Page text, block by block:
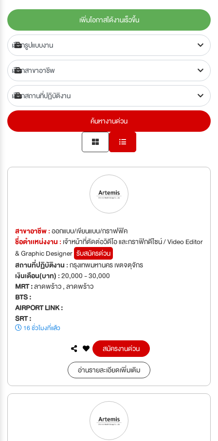
เพิ่มโอกาสได้งานเร็วขึ้น
ค้นหางานด่วน
สาขาอาชีพ :ออกแบบ/เขียนแบบ/กราฟฟิค
ชื่อตำเเหน่งงาน : เจ้าหน้าที่ตัดต่อวิดีโอ และกราฟิกดีไซน์ / Video Editor
& Graphic Designer รับสมัครด่วน
สถานที่ปฏิบัติงาน :กรุงเทพมหานคร เขตจตุจักร
เงินเดือน(บาท) :20,000 - 30,000
MRT :ลาดพร้าว , ลาดพร้าว
BTS :
AIRPORT LINK :
SRT :
16 ชั่วโมงที่แล้ว
สมัครงานด่วน
อ่านรายละเอียดเพิ่มเติม